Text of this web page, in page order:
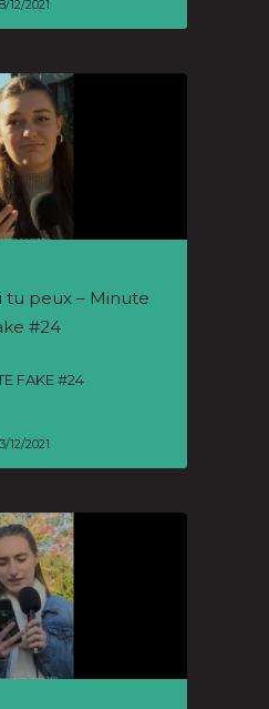
12/2021
tu peux – Minute
#24
FAKE #24
12/2021